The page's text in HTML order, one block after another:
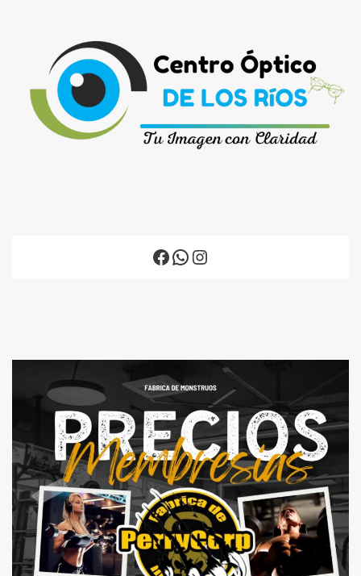
Facebook
WhatsApp
Instagram